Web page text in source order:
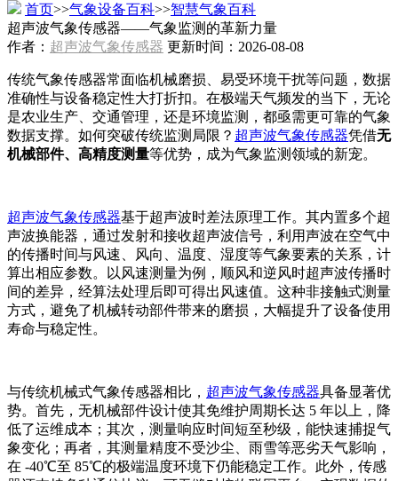
首页>>气象设备百科>>智慧气象百科
超声波气象传感器——气象监测的革新力量
作者： 超声波气象传感器 更新时间：2026-08-08
传统气象传感器常面临机械磨损、易受环境干扰等问题，数据
准确性与设备稳定性大打折扣。在极端天气频发的当下，无论
是农业生产、交通管理，还是环境监测，都亟需更可靠的气象
数据支撑。如何突破传统监测局限？ 超声波气象传感器凭借无
机械部件、高精度测量等优势，成为气象监测领域的新宠。
超声波气象传感器基于超声波时差法原理工作。其内置多个超
声波换能器，通过发射和接收超声波信号，利用声波在空气中
的传播时间与风速、风向、温度、湿度等气象要素的关系，计
算出相应参数。以风速测量为例，顺风和逆风时超声波传播时
间的差异，经算法处理后即可得出风速值。这种非接触式测量
方式，避免了机械转动部件带来的磨损，大幅提升了设备使用
寿命与稳定性。
与传统机械式气象传感器相比， 超声波气象传感器具备显著优
势。首先，无机械部件设计使其免维护周期长达 5 年以上，降
低了运维成本；其次，测量响应时间短至秒级，能快速捕捉气
象变化；再者，其测量精度不受沙尘、雨雪等恶劣天气影响，
在 -40℃至 85℃的极端温度环境下仍能稳定工作。此外，传感